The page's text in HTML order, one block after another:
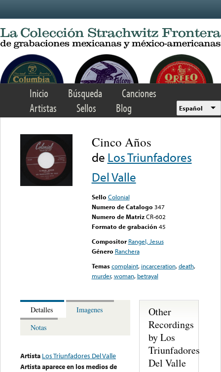
Inicio Búsqueda
Canciones
Artistas
Sellos Blog Español
Cinco Años
de Los Triunfadores
Del Valle
Sello Colonial
Numero de Catalogo 347
Numero de Matriz CR-602
Formato de grabación 45
Compositor Rangel, Jesus
Género Ranchera
Temas complaint, incarceration,death,
murder,woman, betrayal
Detalles
Imagenes
Notas
Artista Los Triunfadores Del Valle
Artista aparece en los medios de
Other
Recordings
by Los
Triunfadores
Del Valle